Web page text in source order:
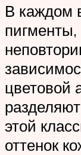
В каждом
цветовой
этой
оттенок